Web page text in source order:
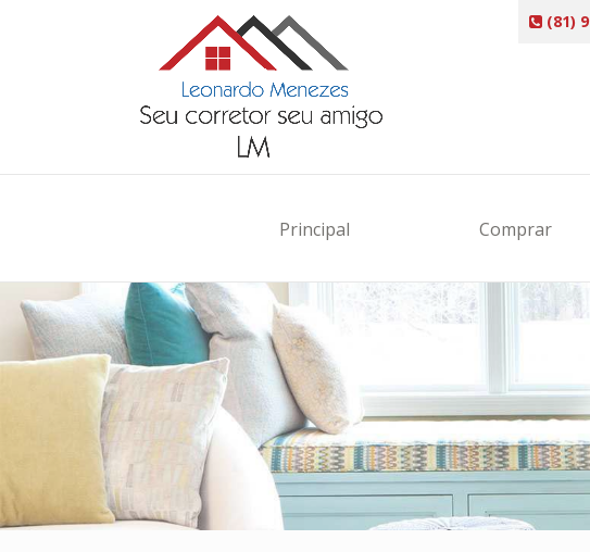
(81)
Principal Comprar